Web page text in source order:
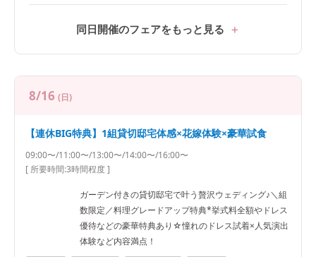
同日開催のフェアをもっと見る
8/16 (日)
【連休BIG特典】1組貸切邸宅体感×花嫁体験×豪華試食
09:00〜/11:00〜/13:00〜/14:00〜/16:00〜
[ 所要時間:3時間程度]
ガーデン付きの貸切邸宅で叶う贅沢ウェディング♪＼組
数限定／料理グレードアップ特典*挙式料全額やドレス
優待などの豪華特典あり☆憧れのドレス試着×人気演出
体験など内容満点！